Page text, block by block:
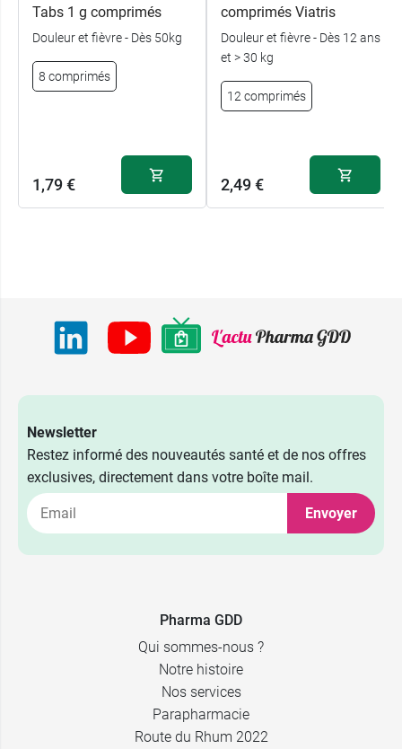
Tabs 1 g comprimés
Douleur et fièvre - Dès 50kg
8 comprimés
1,79 €
comprimés Viatris
Douleur et fièvre - Dès 12 ans
et > 30 kg
12 comprimés
2,49 €
Newsletter
Restez informé des nouveautés santé et de nos offres
exclusives, directement dans votre boîte mail.
Envoyer
Pharma GDD
Qui sommes-nous ?
Notre histoire
Nos services
Parapharmacie
Route du Rhum 2022